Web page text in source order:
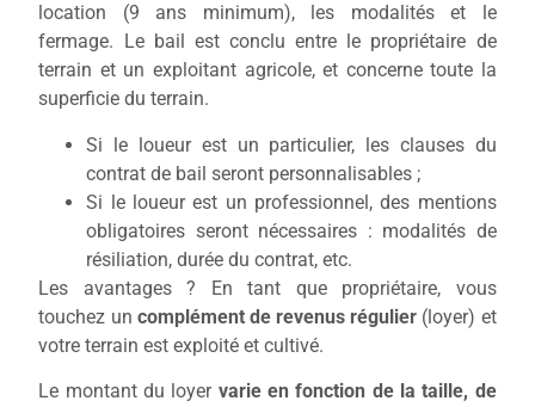
location (9 ans minimum),
les modalités et le
fermage. Le bail est conclu entre le propriétaire de
terrain et un exploitant agricole, et concerne toute la
superficie du terrain.
Si le loueur est un particulier, les clauses du
contrat de bail seront personnalisables ;
Si le loueur est un professionnel,des mentions
obligatoires seront nécessaires : modalités de
résiliation, durée du contrat, etc.
Les avantages ? En tant que propriétaire, vous
touchez un complément de revenus régulier (loyer) et
votre terrain est exploité et cultivé.
Le montant du loyer varie en fonction de la taille, de